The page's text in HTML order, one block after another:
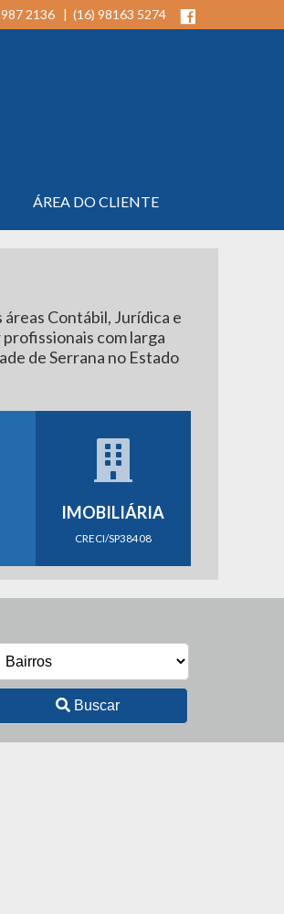
2136 | (16) 98163 5274
ÁREA DO CLIENTE
áreas Contábil, Jurídica e
com larga
de Serrana no Estado
IMOBILIÁRIA
CRECI/SP38408
Buscar